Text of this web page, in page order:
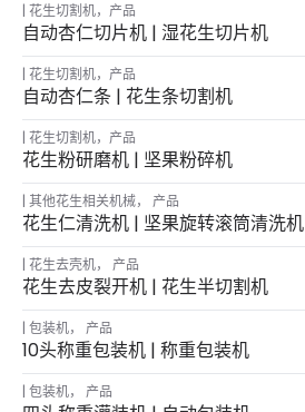
花生切割机， 产品
自动杏仁切片机 | 湿花生切片机
花生切割机， 产品
自动杏仁条 | 花生条切割机
花生切割机， 产品
花生粉研磨机 | 坚果粉碎机
其他花生相关机械， 产品
花生仁清洗机 | 坚果旋转滚筒清洗机
花生去壳机， 产品
花生去皮裂开机 | 花生半切割机
包装机， 产品
10头称重包装机 | 称重包装机
包装机， 产品